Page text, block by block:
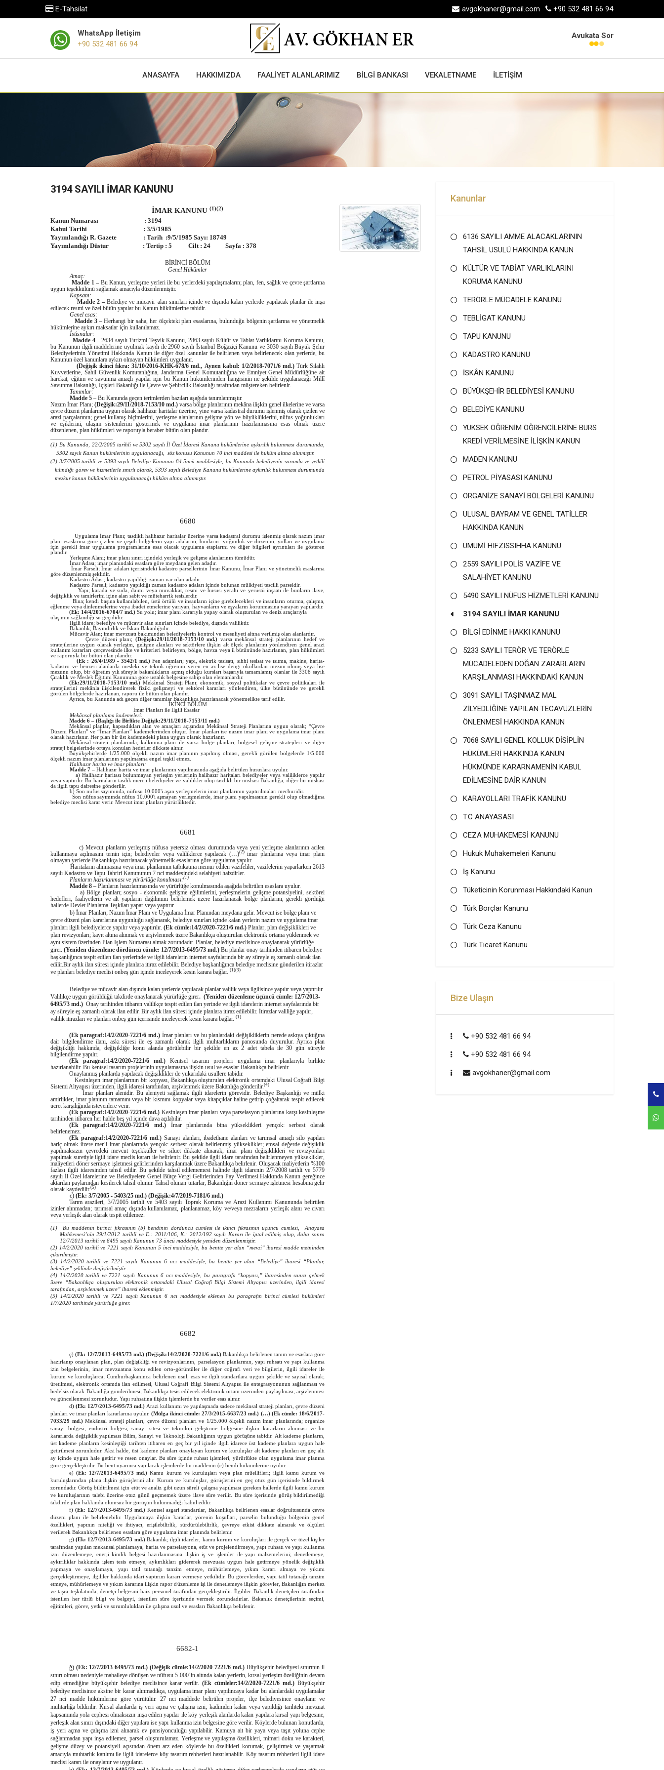
E-Tahsilat avgokhaner@gmail.com +90 532 481 66 94
WhatsApp İletişim
+90 532 481 66 94
Avukata Sor
ANASAYFA HAKKIMIZDA FAALİYET ALANLARIMIZ BİLGİ BANKASI VEKALETNAME İLETİŞİM
3194 SAYILI İMAR KANUNU
İMAR KANUNU (1)(2)
Kanun Numarası : 3194
Kabul Tarihi : 3/5/1985
Yayımlandığı R. Gazete : Tarih :9/5/1985 Sayı: 18749
Yayımlandığı Düstur : Tertip : 5 Cilt : 24 Sayfa : 378
BİRİNCİ BÖLÜM
Genel Hükümler
Amaç:
Madde 1 – Bu Kanun, yerleşme yerleri ile bu yerlerdeki yapılaşmaların; plan, fen, sağlık ve çevre şartlarına
uygun teşekkülünü sağlamak amacıyla düzenlenmiştir.
Kapsam:
Madde 2 –Belediye ve mücavir alan sınırları içinde ve dışında kalan yerlerde yapılacak planlar ile inşa
edilecek resmi ve özel bütün yapılar bu Kanun hükümlerine tabidir.
Genel esas:
Madde 3 –Herhangi bir saha, her ölçekteki plan esaslarına, bulunduğu bölgenin şartlarına ve yönetmelik
hükümlerine aykırı maksatlar için kullanılamaz.
İstisnalar:
Madde 4 –2634 sayılı Turizmi Teşvik Kanunu, 2863 sayılı Kültür ve Tabiat Varlıklarını Koruma Kanunu,
bu Kanunun ilgili maddelerine uyulmak kaydı ile 2960 sayılı İstanbul Boğaziçi Kanunu ve 3030 sayılı Büyük Şehir
Belediyelerinin Yönetimi Hakkında Kanun ile diğer özel kanunlar ile belirlenen veya belirlenecek olan yerlerde, bu
Kanunun özel kanunlara aykırı olmayan hükümleri uygulanır.
(Değişik ikinci fıkra: 31/10/2016-KHK-678/6 md., Aynen kabul: 1/2/2018-7071/6 md.) Türk Silahlı
Kuvvetlerine, Sahil Güvenlik Komutanlığına, Jandarma Genel Komutanlığına ve Emniyet Genel Müdürlüğüne ait
harekat, eğitim ve savunma amaçlı yapılar için bu Kanun hükümlerinden hangisinin ne şekilde uygulanacağı Millî
Savunma Bakanlığı, İçişleri Bakanlığı ile Çevre ve Şehircilik Bakanlığı tarafından müştereken belirlenir.
Tanımlar:
Madde 5 – Bu Kanunda geçen terimlerden bazıları aşağıda tanımlanmıştır.
Nazım İmar Planı; (Değişik:29/11/2018-7153/10 md.) varsa bölge planlarının mekâna ilişkin genel ilkelerine ve varsa
çevre düzeni planlarına uygun olarak halihazır haritalar üzerine, yine varsa kadastral durumu işlenmiş olarak çizilen ve
arazi parçalarının; genel kullanış biçimlerini, yerleşme alanlarının gelişme yön ve büyüklüklerini, nüfus yoğunlukları
ve eşiklerini, ulaşım sistemlerini göstermek ve uygulama imar planlarının hazırlanmasına esas olmak üzere
düzenlenen, plan hükümleri ve raporuyla beraber bütün olan plandır.
(1) Bu Kanunda, 22/2/2005 tarihli ve 5302 sayılı İl Özel İdaresi Kanunu hükümlerine aykırılık bulunması durumunda,
5302 sayılı Kanun hükümlerinin uygulanacağı, söz konusu Kanunun 70 inci maddesi ile hüküm altına alınmıştır.
(2) 3/7/2005 tarihli ve 5393 sayılı Belediye Kanunun 84 üncü maddesiyle; bu Kanunda belediyenin sorumlu ve yetkili
kılındığı görev ve hizmetlerle sınırlı olarak, 5393 sayılı Belediye Kanunu hükümlerine aykırılık bulunması durumunda
mezkur kanun hükümlerinin uygulanacağı hüküm altına alınmıştır.
6680
Uygulama İmar Planı; tasdikli halihazır haritalar üzerine varsa kadastral durumu işlenmiş olarak nazım imar
planı esaslarına göre çizilen ve çeşitli bölgelerin yapı adalarını, bunların yoğunluk ve düzenini, yolları ve uygulama
için gerekli imar uygulama programlarına esas olacak uygulama etaplarını ve diğer bilgileri ayrıntıları ile gösteren
plandır.
Yerleşme Alanı; imar planı sınırı içindeki yerleşik ve gelişme alanlarının tümüdür.
İmar Adası; imar planındaki esaslara göre meydana gelen adadır.
İmar Parseli; İmar adaları içerisindeki kadastro parsellerinin İmar Kanunu, İmar Planı ve yönetmelik esaslarına
göre düzenlenmiş şeklidir.
Kadastro Adası; kadastro yapıldığı zaman var olan adadır.
Kadastro Parseli; kadastro yapıldığı zaman kadastro adaları içinde bulunan mülkiyeti tescilli parseldir.
Yapı; karada ve suda, daimi veya muvakkat, resmi ve hususi yeraltı ve yerüstü inşaatı ile bunların ilave,
değişiklik ve tamirlerini içine alan sabit ve müteharrik tesislerdir.
Bina; kendi başına kullanılabilen, üstü örtülü ve insanların içine girebilecekleri ve insanların oturma, çalışma,
eğlenme veya dinlenmelerine veya ibadet etmelerine yarıyan, hayvanların ve eşyaların korunmasına yarayan yapılardır.
(Ek: 14/4/2016-6704/7 md.) Su yolu; imar planı kararıyla yapay olarak oluşturulan ve deniz araçlarıyla
ulaşımın sağlandığı su geçididir.
İlgili idare; belediye ve mücavir alan sınırları içinde belediye, dışında valiliktir.
Bakanlık; Bayındırlık ve İskan Bakanlığıdır.
Mücavir Alan; imar mevzuatı bakımından belediyelerin kontrol ve mesuliyeti altına verilmiş olan alanlardır.
Çevre düzeni planı; (Değişik:29/11/2018-7153/10 md.) varsa mekânsal strateji planlarının hedef ve
stratejilerine uygun olarak yerleşim, gelişme alanları ve sektörlere ilişkin alt ölçek planlarını yönlendiren genel arazi
kullanım kararları çerçevesinde ilke ve kriterleri belirleyen, bölge, havza veya il bütününde hazırlanan, plan hükümleri
ve raporuyla bir bütün olan plandır.
(Ek : 26/4/1989 - 3542/1 md.)Fen adamları; yapı, elektrik tesisatı, sıhhi tesisat ve ısıtma, makine, harita-
kadastro ve benzeri alanlarda mesleki ve teknik öğrenim veren en az lise dengi okullardan mezun olmuş veya lise
mezunu olup, bir öğretim yılı süreyle bakanlıkların açmış olduğu kursları başarıyla tamamlamış olanlar ile 3308 sayılı
Çıraklık ve Meslek Eğitimi Kanununa göre ustalık belgesine sahip olan elemanlardır.
(Ek:29/11/2018-7153/10 md.) Mekânsal Strateji Planı; ekonomik, sosyal politikalar ve çevre politikaları ile
stratejilerini mekânla ilişkilendirerek fiziki gelişmeyi ve sektörel kararları yönlendiren, ülke bütününde ve gerekli
görülen bölgelerde hazırlanan, raporu ile bütün olan plandır.
Ayrıca, bu Kanunda adı geçen diğer tanımlar Bakanlıkça hazırlanacak yönetmelikte tarif edilir.
İKİNCİ BÖLÜM
İmar Planları ile İlgili Esaslar
Mekânsal planlama kademeleri:
Madde 6 – (Başlığı ile Birlikte Değişik:29/11/2018-7153/11 md.)
Mekânsal planlar, kapsadıkları alan ve amaçları açısından Mekânsal Strateji Planlarına uygun olarak; “Çevre
Düzeni Planları” ve “İmar Planları” kademelerinden oluşur. İmar planları ise nazım imar planı ve uygulama imar planı
olarak hazırlanır. Her plan bir üst kademedeki plana uygun olarak hazırlanır.
Mekânsal strateji planlarında; kalkınma planı ile varsa bölge planları, bölgesel gelişme stratejileri ve diğer
strateji belgelerinde ortaya konulan hedefler dikkate alınır.
Büyükşehirlerde 1/25.000 ölçekli nazım imar planının yapılmış olması, gerekli görülen bölgelerde 1/5.000
ölçekli nazım imar planlarının yapılmasına engel teşkil etmez.
Halihazır harita ve imar planları:
Madde 7 – Halihazır harita ve imar planlarının yapılmasında aşağıda belirtilen hususlara uyulur.
a) Halihazır haritası bulunmayan yerleşim yerlerinin halihazır haritaları belediyeler veya valiliklerce yapılır
veya yaptırılır. Bu haritaların tasdik mercii belediyeler ve valilikler olup tasdikli bir nüshası Bakanlığa, diğer bir nüshası
da ilgili tapu dairesine gönderilir.
b) Son nüfus sayımında, nüfusu 10.000'i aşan yerleşmelerin imar planlarının yaptırılmaları mecburidir.
Son nüfus sayımında nüfus 10.000'i aşmayan yerleşmelerde, imar planı yapılmasının gerekli olup olmadığına
belediye meclisi karar verir. Mevcut imar planları yürürlüktedir.
6681
c) Mevcut planların yerleşmiş nüfusa yetersiz olması durumunda veya yeni yerleşme alanlarının acilen
kullanmaya açılmasını temin için; belediyeler veya valiliklerce yapılacak (…)(2)imar planlarına veya imar planı
olmayan yerlerde Bakanlıkça hazırlanacak yönetmelik esaslarına göre uygulama yapılır.
Haritaların alınmasına veya imar planlarının tatbikatına memur edilen vazifeliler, vazifelerini yaparlarken 2613
sayılı Kadastro ve Tapu Tahriri Kanununun 7 nci maddesindeki selahiyeti haizdirler.
Planların hazırlanması ve yürürlüğe konulması:(1)
Madde 8 – Planların hazırlanmasında ve yürürlüğe konulmasında aşağıda belirtilen esaslara uyulur.
a) Bölge planları; sosyo - ekonomik gelişme eğilimlerini, yerleşmelerin gelişme potansiyelini, sektörel
hedefleri, faaliyetlerin ve alt yapıların dağılımını belirlemek üzere hazırlanacak bölge planlarını, gerekli gördüğü
hallerde Devlet Planlama Teşkilatı yapar veya yaptırır.
b) İmar Planları; Nazım İmar Planı ve Uygulama İmar Planından meydana gelir. Mevcut ise bölge planı ve
çevre düzeni plan kararlarına uygunluğu sağlanarak, belediye sınırları içinde kalan yerlerin nazım ve uygulama imar
planları ilgili belediyelerce yapılır veya yaptırılır. (Ek cümle:14/2/2020-7221/6 md.) Planlar, plan değişiklikleri ve
plan revizyonları; kayıt altına alınmak ve arşivlenmek üzere Bakanlıkça oluşturulan elektronik ortama yüklenmek ve
aynı sistem üzerinden Plan İşlem Numarası almak zorundadır. Planlar, belediye meclisince onaylanarak yürürlüğe
girer. (Yeniden düzenleme dördüncü cümle: 12/7/2013-6495/73 md.) Bu planlar onay tarihinden itibaren belediye
başkanlığınca tespit edilen ilan yerlerinde ve ilgili idarelerin internet sayfalarında bir ay süreyle eş zamanlı olarak ilan
edilir.Bir aylık ilan süresi içinde planlara itiraz edilebilir. Belediye başkanlığınca belediye meclisine gönderilen itirazlar
ve planları belediye meclisi onbeş gün içinde inceleyerek kesin karara bağlar. (1)(3)
Belediye ve mücavir alan dışında kalan yerlerde yapılacak planlar valilik veya ilgilisince yapılır veya yaptırılır.
Valilikçe uygun görüldüğü takdirde onaylanarak yürürlüğe girer. (Yeniden düzenleme üçüncü cümle: 12/7/2013-
6495/73 md.) Onay tarihinden itibaren valilikçe tespit edilen ilan yerinde ve ilgili idarelerin internet sayfalarında bir
ay süreyle eş zamanlı olarak ilan edilir. Bir aylık ilan süresi içinde planlara itiraz edilebilir. İtirazlar valiliğe yapılır,
valilik itirazları ve planları onbeş gün içerisinde inceleyerek kesin karara bağlar. (1)
(Ek paragraf:14/2/2020-7221/6 md.) İmar planları ve bu planlardaki değişikliklerin nerede askıya çıktığına
dair bilgilendirme ilanı, askı süresi ile eş zamanlı olarak ilgili muhtarlıkların panosunda duyurulur. Ayrıca plan
değişikliği hakkında, değişikliğe konu alanda görülebilir bir şekilde en az 2 adet tabela ile 30 gün süreyle
bilgilendirme yapılır.
(Ek paragraf:14/2/2020-7221/6 md.) Kentsel tasarım projeleri uygulama imar planlarıyla birlikte
hazırlanabilir. Bu kentsel tasarım projelerinin uygulamasına ilişkin usul ve esaslar Bakanlıkça belirlenir.
Onaylanmış planlarda yapılacak değişiklikler de yukarıdaki usullere tabidir.
Kesinleşen imar planlarının bir kopyası, Bakanlıkça oluşturulan elektronik ortamdaki Ulusal Coğrafi Bilgi
Sistemi Altyapısı üzerinden, ilgili idaresi tarafından, arşivlenmek üzere Bakanlığa gönderilir. (4)
İmar planları alenidir. Bu aleniyeti sağlamak ilgili idarelerin görevidir. Belediye Başkanlığı ve mülki
amirlikler, imar planının tamamını veya bir kısmını kopyalar veya kitapçıklar haline getirip çoğaltarak tespit edilecek
ücret karşılığında isteyenlere verir.
(Ek paragraf:14/2/2020-7221/6 md.) Kesinleşen imar planları veya parselasyon planlarına karşı kesinleşme
tarihinden itibaren her halde beş yıl içinde dava açılabilir.
(Ek paragraf:14/2/2020-7221/6 md.)
İmar planlarında bina yükseklikleri yençok: serbest olarak
belirlenemez.
(Ek paragraf:14/2/2020-7221/6 md.) Sanayi alanları, ibadethane alanları ve tarımsal amaçlı silo yapıları
hariç olmak üzere mer’i imar planlarında yençok: serbest olarak belirlenmiş yükseklikler; emsal değerde değişiklik
yapılmaksızın çevredeki mevcut teşekküller ve siluet dikkate alınarak, imar planı değişiklikleri ve revizyonları
yapılmak suretiyle ilgili idare meclis kararı ile belirlenir. Bu şekilde ilgili idare tarafından belirlenmeyen yükseklikler,
maliyetleri döner sermaye işletmesi gelirlerinden karşılanmak üzere Bakanlıkça belirlenir. Oluşacak maliyetlerin %100
fazlası ilgili idaresinden tahsil edilir. Bu şekilde tahsil edilememesi halinde ilgili idarenin 2/7/2008 tarihli ve 5779
sayılı İl Özel İdarelerine ve Belediyelere Genel Bütçe Vergi Gelirlerinden Pay Verilmesi Hakkında Kanun gereğince
aktarılan paylarından kesilerek tahsil olunur. Tahsil olunan tutarlar, Bakanlığın döner sermaye işletmesi hesabına gelir
olarak kaydedilir. (5)
c) (Ek: 3/7/2005 - 5403/25 md.) (Değişik:4/7/2019-7181/6 md.)
Tarım arazileri, 3/7/2005 tarihli ve 5403 sayılı Toprak Koruma ve Arazi Kullanımı Kanununda belirtilen
izinler alınmadan; tarımsal amaç dışında kullanılamaz, planlanamaz, köy ve/veya mezraların yerleşik alanı ve civarı
veya yerleşik alan olarak tespit edilemez.
——————————
(1) Bu maddenin birinci fıkrasının (b) bendinin dördüncü cümlesi ile ikinci fıkrasının üçüncü cümlesi, Anayasa
Mahkemesi’nin 29/1/2012 tarihli ve E.: 2011/106, K.: 2012/192 sayılı Kararı ile iptal edilmiş olup, daha sonra
12/7/2013 tarihli ve 6495 sayılı Kanunun 73 üncü maddesiyle yeniden düzenlenmiştir.
(2) 14/2/2020 tarihli ve 7221 sayılı Kanunun 5 inci maddesiyle, bu bentte yer alan “mevzi” ibaresi madde metninden
çıkarılmıştır.
(3) 14/2/2020 tarihli ve 7221 sayılı Kanunun 6 ncı maddesiyle, bu bentte yer alan “Belediye” ibaresi “Planlar,
belediye” şeklinde değiştirilmiştir.
(4) 14/2/2020 tarihli ve 7221 sayılı Kanunun 6 ncı maddesiyle, bu paragrafa “kopyası,” ibaresinden sonra gelmek
üzere “Bakanlıkça oluşturulan elektronik ortamdaki Ulusal Coğrafi Bilgi Sistemi Altyapısı üzerinden, ilgili idaresi
tarafından, arşivlenmek üzere” ibaresi eklenmiştir.
(5) 14/2/2020 tarihli ve 7221 sayılı Kanunun 6 ncı maddesiyle eklenen bu paragrafın birinci cümlesi hükümleri
1/7/2020 tarihinde yürürlüğe girer.
6682
ç) (Ek: 12/7/2013-6495/73 md.) (Değişik:14/2/2020-7221/6 md.)Bakanlıkça belirlenen tanım ve esaslara göre
hazırlanıp onaylanan plan, plan değişikliği ve revizyonlarının, parselasyon planlarının, yapı ruhsatı ve yapı kullanma
izin belgelerinin, imar mevzuatına konu edilen orto-görüntüler ile diğer coğrafi veri ve bilgilerin, ilgili idareler ile
kurum ve kuruluşlarca; Cumhurbaşkanınca belirlenen usul, esas ve ilgili standartlara uygun şekilde ve sayısal olarak;
üretilmesi, elektronik ortamda ilan edilmesi, Ulusal Coğrafi Bilgi Sistemi Altyapısı ile entegrasyonunun sağlanması ve
bedelsiz olarak Bakanlığa gönderilmesi, Bakanlıkça tesis edilecek elektronik ortam üzerinden paylaşılması, arşivlenmesi
ve güncellenmesi zorunludur. Yapı ruhsatına ilişkin işlemlerde bu veriler esas alınır.
d) (Ek: 12/7/2013-6495/73 md.) Arazi kullanımı ve yapılaşmada sadece mekânsal strateji planları, çevre düzeni
planları ve imar planları kararlarına uyulur. (Mülga ikinci cümle: 27/3/2015-6637/23 md.) (…) (Ek cümle: 18/6/2017-
7033/29 md.) Mekânsal strateji planları, çevre düzeni planları ve 1/25.000 ölçekli nazım imar planlarında; organize
sanayi bölgesi, endüstri bölgesi, sanayi sitesi ve teknoloji geliştirme bölgesine ilişkin kararların alınması ve bu
kararlarda değişiklik yapılması Bilim, Sanayi ve Teknoloji Bakanlığının uygun görüşüne tabidir. Alt kademe planların,
üst kademe planların kesinleştiği tarihten itibaren en geç bir yıl içinde ilgili idarece üst kademe planlara uygun hale
getirilmesi zorunludur. Aksi halde, üst kademe planları onaylayan kurum ve kuruluşlar alt kademe planları en geç altı
ay içinde uygun hale getirir ve resen onaylar. Bu süre içinde ruhsat işlemleri, yürürlükte olan uygulama imar planına
göre gerçekleştirilir. Bu bent uyarınca yapılacak işlemlerde bu maddenin (c) bendi hükümlerine uyulur.
e) (Ek: 12/7/2013-6495/73 md.)Kamu kurum ve kuruluşları veya plan müellifleri; ilgili kamu kurum ve
kuruluşlarından plana ilişkin görüşlerini alır. Kurum ve kuruluşlar, görüşlerini en geç otuz gün içerisinde bildirmek
zorundadır. Görüş bildirilmesi için etüt ve analiz gibi uzun süreli çalışma yapılması gereken hallerde ilgili kamu kurum
ve kuruluşlarının talebi üzerine otuz günü geçmemek üzere ilave süre verilir. Bu süre içerisinde görüş bildirilmediği
takdirde plan hakkında olumsuz bir görüşün bulunmadığı kabul edilir.
f) (Ek: 12/7/2013-6495/73 md.) Kentsel asgari standartlar, Bakanlıkça belirlenen esaslar doğrultusunda çevre
düzeni planı ile belirlenebilir. Uygulamaya ilişkin kararlar, yörenin koşulları, parselin bulunduğu bölgenin genel
özellikleri, yapının niteliği ve ihtiyacı, erişilebilirlik, sürdürülebilirlik, çevreye etkisi dikkate alınarak ve ölçüleri
verilerek Bakanlıkça belirlenen esaslara göre uygulama imar planında belirlenir.
g)(Ek: 12/7/2013-6495/73 md.) Bakanlık; ilgili idareler, kamu kurum ve kuruluşları ile gerçek ve tüzel kişiler
tarafından yapılan mekansal planlamaya, harita ve parselasyona, etüt ve projelendirmeye, yapı ruhsatı ve yapı kullanma
izni düzenlemeye, enerji kimlik belgesi hazırlanmasına ilişkin iş ve işlemler ile yapı malzemelerini; denetlemeye,
aykırılıklar hakkında işlem tesis etmeye, aykırılıkları gidererek mevzuata uygun hale getirmeye yönelik değişiklik
yapmaya ve onaylamaya, yapı tatil tutanağı tanzim etmeye, mühürlemeye, yıkım kararı almaya ve yıkımı
gerçekleştirmeye, ilgililer hakkında idari yaptırım kararı vermeye yetkilidir. Bu görevlerden, yapı tatil tutanağı tanzim
etmeye, mühürlemeye ve yıkım kararına ilişkin rapor düzenleme işi ile denetlemeye ilişkin görevler, Bakanlığın merkez
ve taşra teşkilatında, denetçi belgesini haiz personel tarafından gerçekleştirilir. İlgililer Bakanlık denetçileri tarafından
istenilen her türlü bilgi ve belgeyi, istenilen süre içerisinde vermek zorundadırlar. Bakanlık denetçilerinin seçimi,
eğitimleri, görev, yetki ve sorumlulukları ile çalışma usul ve esasları Bakanlıkça belirlenir.
6682-1
ğ) (Ek: 12/7/2013-6495/73 md.) (Değişik cümle:14/2/2020-7221/6 md.) Büyükşehir belediyesi sınırının il
sınırı olması nedeniyle mahalleye dönüşen ve nüfusu 5.000’in altında kalan yerlerin, kırsal yerleşim özelliğinin devam
edip etmediğine büyükşehir belediye meclisince karar verilir.(Ek cümleler:14/2/2020-7221/6 md.)Büyükşehir
belediye meclisince aksine bir karar alınmadıkça, uygulama imar planı yapılıncaya kadar bu alanlardaki uygulamalar
27 nci madde hükümlerine göre yürütülür. 27 nci maddede belirtilen projeler, ilçe belediyesince onaylanır ve
muhtarlığa bildirilir. Kırsal alanlarda iş yeri açma ve çalışma izni; kadimden kalan veya yapıldığı tarihteki mevzuat
kapsamında yola cephesi olmaksızın inşa edilen yapılar ile köy yerleşik alanlarda kalan yapılara kırsal yapı belgesine,
yerleşik alan sınırı dışındaki diğer yapılara ise yapı kullanma izin belgesine göre verilir. Köylerde bulunan konutlarda,
iş yeri açma ve çalışma izni alınarak ev pansiyonculuğu yapılabilir. Kamuya ait bir yaya veya taşıt yoluna cephe
sağlanmadan yapı inşa edilemez, parsel oluşturulamaz. Yerleşme ve yapılaşma özellikleri, mimari doku ve karakteri,
gelişme düzey ve potansiyeli açısından önem arz eden köylerde bu özellikleri korumak, geliştirmek ve yaşatmak
amacıyla muhtarlık katılımı ile ilgili idarelerce köy tasarım rehberleri hazırlanabilir. Köy tasarım rehberleri ilgili idare
meclisi kararı ile onaylanır ve uygulanır.
Kanunlar
6136 SAYILI AMME ALACAKLARININ
TAHSİL USULÜ HAKKINDA KANUN
KÜLTÜR VE TABİAT VARLIKLARINI
KORUMA KANUNU
TERÖRLE MÜCADELE KANUNU
TEBLİGAT KANUNU
TAPU KANUNU
KADASTRO KANUNU
İSKÂN KANUNU
BÜYÜKŞEHİR BELEDİYESİ KANUNU
BELEDİYE KANUNU
YÜKSEK ÖĞRENİM ÖĞRENCİLERİNE BURS
KREDİ VERİLMESİNE İLİŞKİN KANUN
MADEN KANUNU
PETROL PİYASASI KANUNU
ORGANİZE SANAYİ BÖLGELERİ KANUNU
ULUSAL BAYRAM VE GENEL TATİLLER
HAKKINDA KANUN
UMUMİ HIFZISSIHHA KANUNU
2559 SAYILI POLİS VAZİFE VE
SALAHİYET KANUNU
5490 SAYILI NÜFUS HİZMETLERİ KANUNU
3194 SAYILI İMAR KANUNU
BİLGİ EDİNME HAKKI KANUNU
5233 SAYILI TERÖR VE TERÖRLE
MÜCADELEDEN DOĞAN ZARARLARIN
KARŞILANMASI HAKKINDAKİ KANUN
3091 SAYILI TAŞINMAZ MAL
ZİLYEDLİĞİNE YAPILAN TECAVÜZLERİN
ÖNLENMESİ HAKKINDA KANUN
7068 SAYILI GENEL KOLLUK DİSİPLİN
HÜKÜMLERİ HAKKINDA KANUN
HÜKMÜNDE KARARNAMENİN KABUL
EDİLMESİNE DAİR KANUN
KARAYOLLARI TRAFİK KANUNU
T.C ANAYASASI
CEZA MUHAKEMESİ KANUNU
Hukuk Muhakemeleri Kanunu
İş Kanunu
Tüketicinin Korunması Hakkındaki Kanun
Türk Borçlar Kanunu
Türk Ceza Kanunu
Türk Ticaret Kanunu
Bize Ulaşın
+90 532 481 66 94
+90 532 481 66 94
avgokhaner@gmail.com